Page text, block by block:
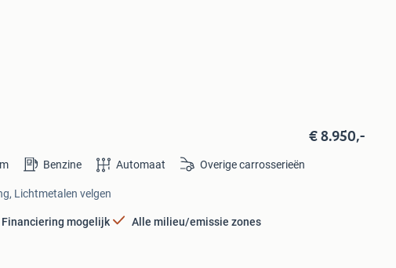
€ 8.950,-
Benzine Automaat Overige carrosserieën
Lichtmetalen velgen
Financiering mogelijk Alle milieu/emissie zones